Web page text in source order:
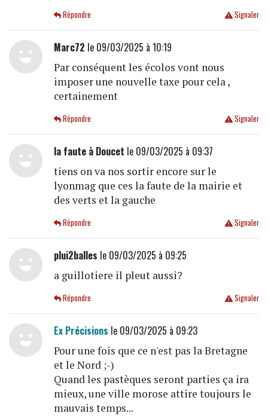
Signaler
Répondre
Marc72 le 09/03/2025 à 10:19
Par conséquent les écolos vont nous
imposer une nouvelle taxe pour cela ,
certainement
Signaler
Répondre
la faute à Doucet le 09/03/2025 à 09:37
tiens on va nos sortir encore sur le
lyonmag que ces la faute de la mairie et
des verts et la gauche
Signaler
Répondre
plui2balles le 09/03/2025 à 09:25
a guillotiere il pleut aussi?
Signaler
Répondre
Ex Précisions le 09/03/2025 à 09:23
Pour une fois que ce n'est pas la Bretagne
et le Nord ;-)
Quand les pastèques seront parties ça ira
mieux, une ville morose attire toujours le
mauvais temps...